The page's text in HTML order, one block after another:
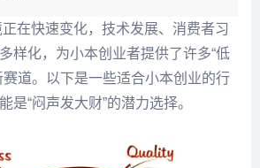
在快速变化，技术发展、消费者习
样化，为小本创业者提供了许多“低
赛道。以下是一些适合小本创业的行
是“闷声发大财”的潜力选择。